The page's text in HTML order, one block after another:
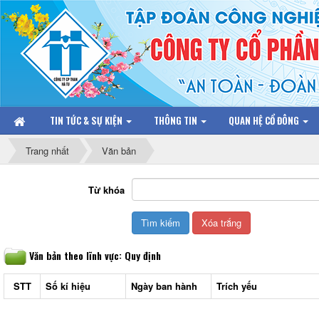
TIN TỨC & SỰ KIỆN THÔNG TIN QUAN HỆ CỔ ĐÔNG
Trang nhất Văn bản
Từ khóa
Văn bản theo lĩnh vực: Quy định
STT Số kí hiệu Ngày ban hành Trích yếu